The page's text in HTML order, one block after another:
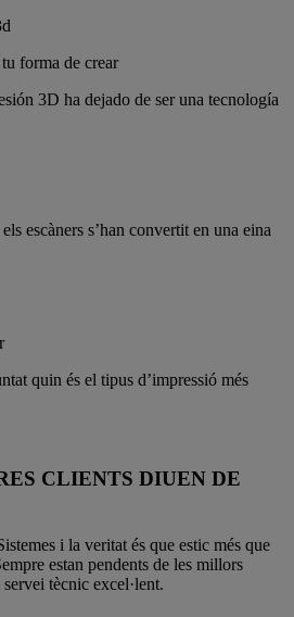
forma de crear
3D ha dejado de ser una tecnología
escàners s’han convertit en una eina
quin és el tipus d’impressió més
CLIENTS DIUEN DE
i la veritat és que estic més que
estan pendents de les millors
tècnic excel·lent.